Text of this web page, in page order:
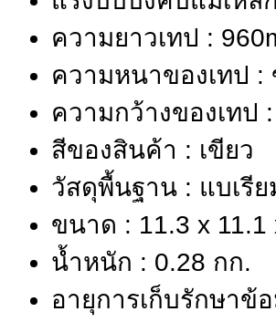
ความยาวเทป :
ความหนาของเทป
ความกว้างของเทป
สีของสินค้า : เขียว
วัสดุพื้นฐาน : แบเรีย
ขนาด : 11.3 x 11.1
น้ำหนัก : 0.28 กก.
อายุการเก็บรักษาข้